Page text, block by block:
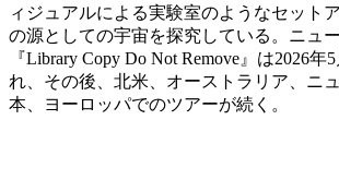
ィジュアルによる実験室のようなセット
の源としての宇宙を探究している。ニュ
『Library Copy Do Not Remove』は2026年
れ、その後、北米、オーストラリア、ニ
本、ヨーロッパでのツアーが続く。